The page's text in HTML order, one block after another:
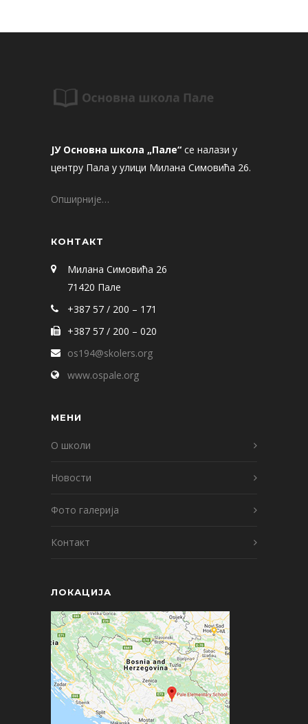
ЈУ Основна школа „Пале“ се налази у
центру Пала у улици Милана Симовића 26.
Опширније…
КОНТАКТ
Милана Симовића 26
71420 Пале
+387 57 / 200 – 171
+387 57 / 200 – 020
os194@skolers.org
www.ospale.org
МЕНИ
О школи
Новости
Фото галерија
Контакт
ЛОКАЦИЈА